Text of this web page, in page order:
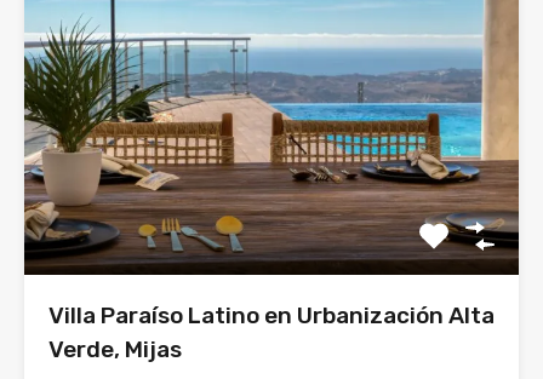
Villa Paraíso Latino en Urbanización Alta
Verde, Mijas